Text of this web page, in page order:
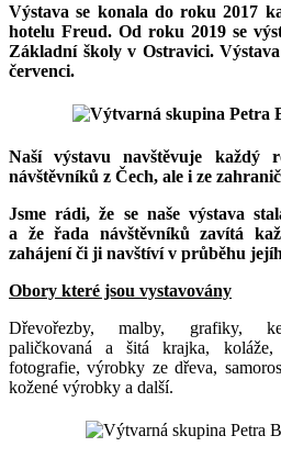
Výstava se konala do roku 2017
hotelu Freud. Od roku 2019 se
Základní školy v Ostravici.
červenci.
Naší výstavu navštěvuje každý
návštěvníků z Čech, ale i ze
Jsme rádi, že se naše výstava
a že řada návštěvníků zavítá
zahájení či ji navštíví v průběhu
Obory které jsou vystavovány
Dřevořezby, malby, grafiky,
paličkovaná a šitá krajka,
fotografie, výrobky ze dřeva,
kožené výrobky a další.